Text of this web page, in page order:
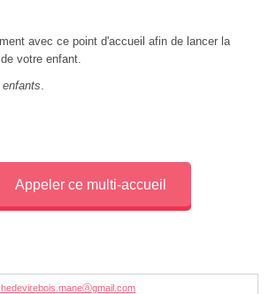
avec ce point d'accueil afin de lancer la
votre enfant.
enfants.
Appeler ce multi-accueil